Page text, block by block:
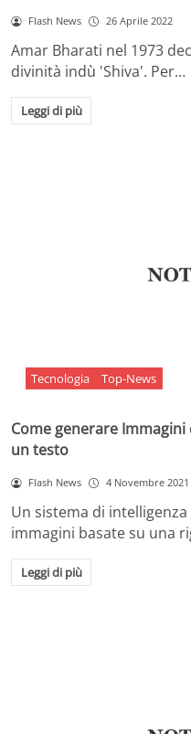
Flash News 26 Aprile 2022
Amar Bharati nel 1973
divinità indù 'Shiva'. Per…
Leggi di più
Tecnologia Top-News
Come generare
un testo
Flash News 4 Novembre 2021
Un sistema di
immagini basate su una
Leggi di più